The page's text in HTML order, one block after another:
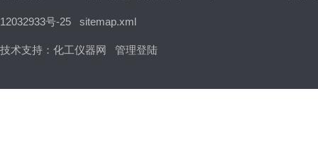
12032933号-25 sitemap.xml
技术支持： 化工仪器网 管理登陆